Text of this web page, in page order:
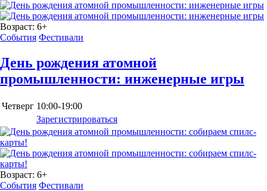
Возраст: 6+
События Фестивали
День рождения атомной
промышленности: инженерные игры
Четверг 10:00-19:00
Зарегистрироваться
Возраст: 6+
События Фестивали